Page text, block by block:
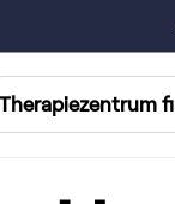
Therapiezentrum